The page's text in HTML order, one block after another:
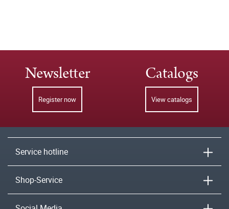
Newsletter
Register now
Catalogs
View catalogs
Service hotline
Shop-Service